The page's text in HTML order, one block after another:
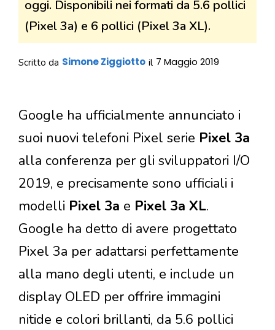
oggi. Disponibili nei formati da 5.6 pollici
(Pixel 3a) e 6 pollici (Pixel 3a XL).
Scritto da Simone Ziggiotto il 7 Maggio 2019
Google ha ufficialmente annunciato i
suoi nuovi telefoni Pixel serie Pixel 3a
alla conferenza per gli sviluppatori I/O
2019, e precisamente sono ufficiali i
modelli Pixel 3a e Pixel 3a XL.
Google ha detto di avere progettato
Pixel 3a per adattarsi perfettamente
alla mano degli utenti, e include un
display OLED per offrire immagini
nitide e colori brillanti, da 5.6 pollici